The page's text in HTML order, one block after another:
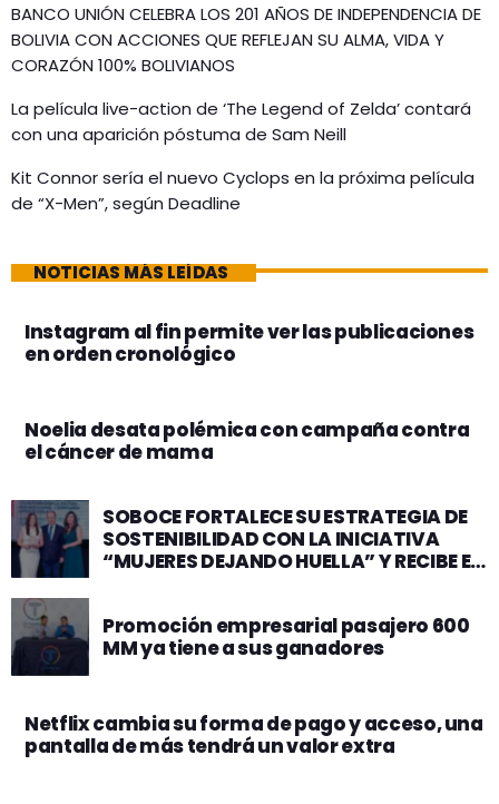
BANCO UNIÓN CELEBRA LOS 201 AÑOS DE INDEPENDENCIA DE
BOLIVIA CON ACCIONES QUE REFLEJAN SU ALMA, VIDA Y
CORAZÓN 100% BOLIVIANOS
La película live-action de ‘The Legend of Zelda’ contará
con una aparición póstuma de Sam Neill
Kit Connor sería el nuevo Cyclops en la próxima película
de “X-Men”, según Deadline
NOTICIAS MÁS LEÍDAS
Instagram al fin permite ver las publicaciones
en orden cronológico
Noelia desata polémica con campaña contra
el cáncer de mama
SOBOCE FORTALECE SU ESTRATEGIA DE
SOSTENIBILIDAD CON LA INICIATIVA
“MUJERES DEJANDO HUELLA” Y RECIBE EL
Promoción empresarial pasajero 600
MM ya tiene a sus ganadores
Netflix cambia su forma de pago y acceso, una
pantalla de más tendrá un valor extra